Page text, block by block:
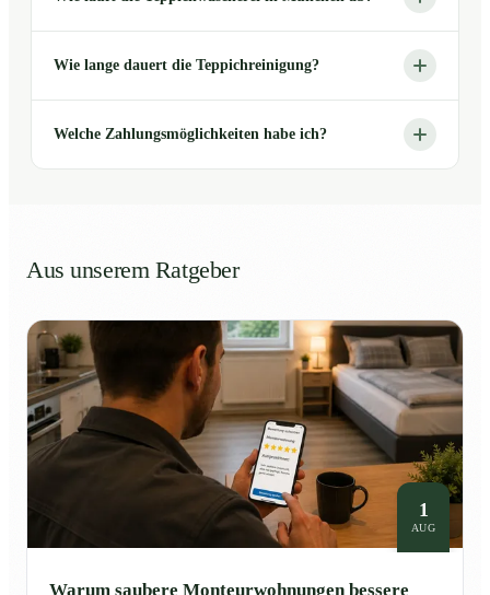
Wie lange dauert die Teppichreinigung?
Welche Zahlungsmöglichkeiten habe ich?
Aus unserem Ratgeber
1
AUG
Warum saubere Monteurwohnungen bessere